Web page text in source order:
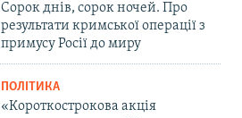
Сорок днів, сорок ночей. Про
результати кримської операції з
примусу Росії до миру
ПОЛІТИКА
«Короткострокова акція